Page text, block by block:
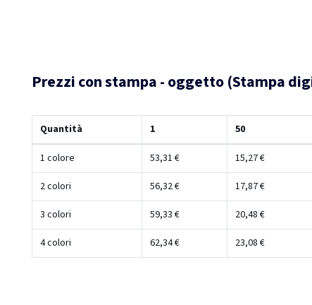
Prezzi con stampa - oggetto (Stampa
Quantità 1 50
1 colore 53,31 € 15,27 €
2 colori
56,32 € 17,87 €
3 colori
59,33 € 20,48 €
4 colori
62,34 € 23,08 €